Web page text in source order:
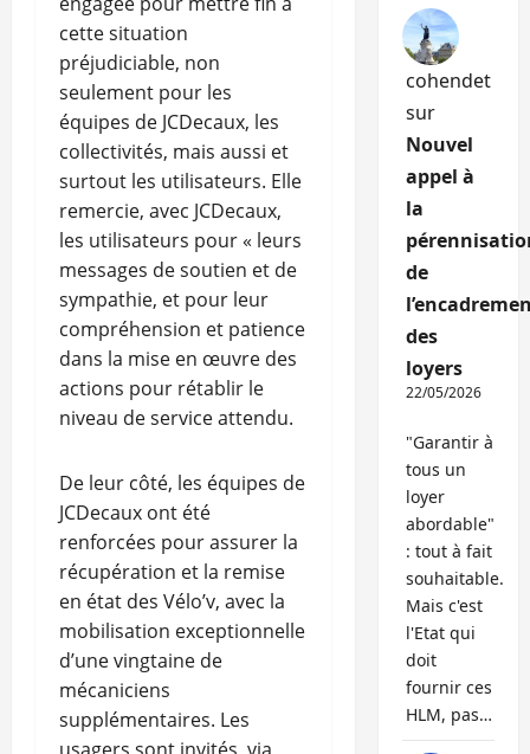
cette situation
préjudiciable, non
seulement pour les
équipes de JCDecaux, les
collectivités, mais aussi et
surtout les utilisateurs. Elle
remercie, avec JCDecaux,
les utilisateurs pour « leurs
messages de soutien et de
sympathie, et pour leur
compréhension et patience
dans la mise en œuvre des
actions pour rétablir le
niveau de service attendu.
De leur côté, les équipes de
JCDecaux ont été
renforcées pour assurer la
récupération et la remise
en état des Vélo’v, avec la
mobilisation exceptionnelle
d’une vingtaine de
mécaniciens
supplémentaires. Les
cohendet
sur
Nouvel
appel à
la
de
des
loyers
22/05/2026
"Garantir à
tous un
loyer
abordable"
: tout à fait
souhaitable.
Mais c'est
l'Etat qui
doit
fournir ces
HLM, pas…